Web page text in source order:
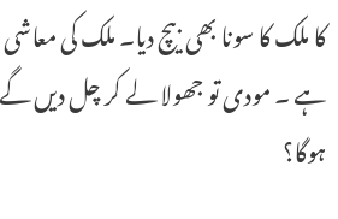
کا ملک کا سونا بھی بیچ دیا۔ ملک کی
ہے ۔ مودی تو جھولا لے کر چل دیں
ہوگا؟